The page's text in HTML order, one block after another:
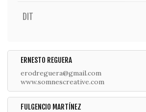
DIT
ERNESTO REGUERA
erodreguera@gmail.com
www.somnescreative.com
FULGENCIO MARTÍNEZ